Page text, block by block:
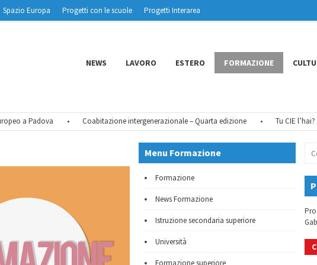
Spazio Europa Progetti con le scuole
Progetti Interarea
NEWS LAVORO ESTERO FORMAZIONE
a Padova • Coabitazione intergenerazionale – Quarta edizione • Tu CIE l’hai? –
Menu Formazione
Formazione
News Formazione
Istruzione secondaria superiore
Università
Formazione superiore